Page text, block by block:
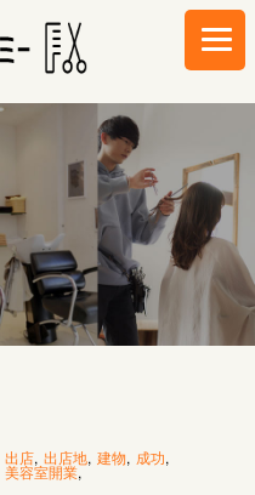
出店, 出店地, 建物, 成功,
美容室開業,